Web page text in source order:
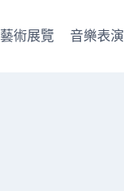
藝術展覽 音樂表演